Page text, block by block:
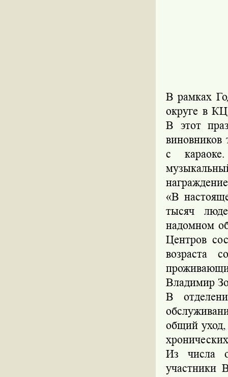
В рамках
округе в
В этот
с
«В
тысяч
надомном
Центров
возраста
Владимир
В
общий уход,
Из числа
участники